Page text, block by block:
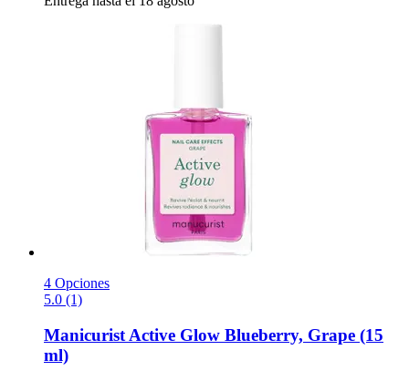
4 Opciones
5.0 (1)
Manicurist Active Glow Blueberry, Grape (15
ml)